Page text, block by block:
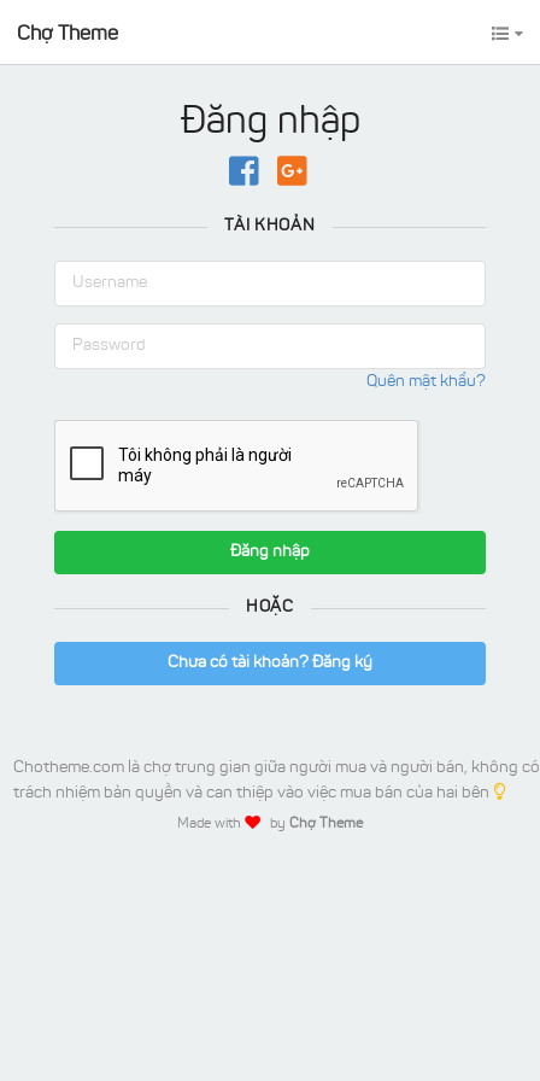
Chợ Theme
Đăng nhập
TÀI KHOẢN
Quên mật khẩu?
Đăng nhập
HOẶC
Chưa có tài khoản? Đăng ký
Chotheme.com là chợ trung gian giữa người mua và người bán, không có
trách nhiệm bản quyền và can thiệp vào việc mua bán của hai bên
Made with by Chợ Theme